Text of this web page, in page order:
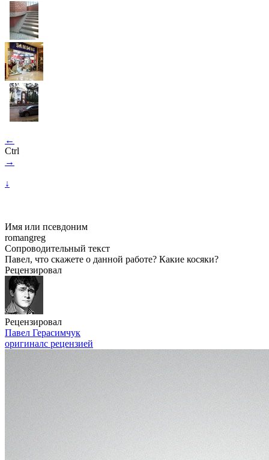
←
Ctrl
→
↓
Имя или псевдоним
romangreg
Сопроводительный текст
Павел, что скажете о данной работе? Какие косяки?
Рецензировал
Рецензировал
Павел Герасимчук
оригиналс рецензией